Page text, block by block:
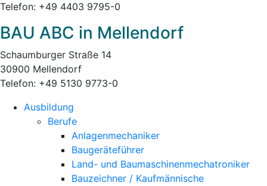
Telefon: +49 4403 9795-0
BAU ABC in Mellendorf
Schaumburger Straße 14
30900 Mellendorf
Telefon: +49 5130 9773-0
Ausbildung
Berufe
Anlagenmechaniker
Baugeräteführer
Land- und Baumaschinenmechatroniker
Bauzeichner / Kaufmännische